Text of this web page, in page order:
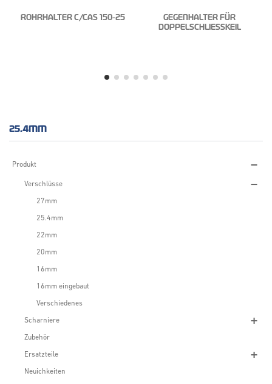
ROHRHALTER C/CAS 150-25
GEGENHALTER FÜR
DOPPELSCHLIESSKEIL
25.4MM
Produkt
Verschlüsse
27mm
25.4mm
22mm
20mm
16mm
16mm eingebaut
Verschiedenes
Scharniere
Zubehör
Ersatzteile
Neuichkeiten